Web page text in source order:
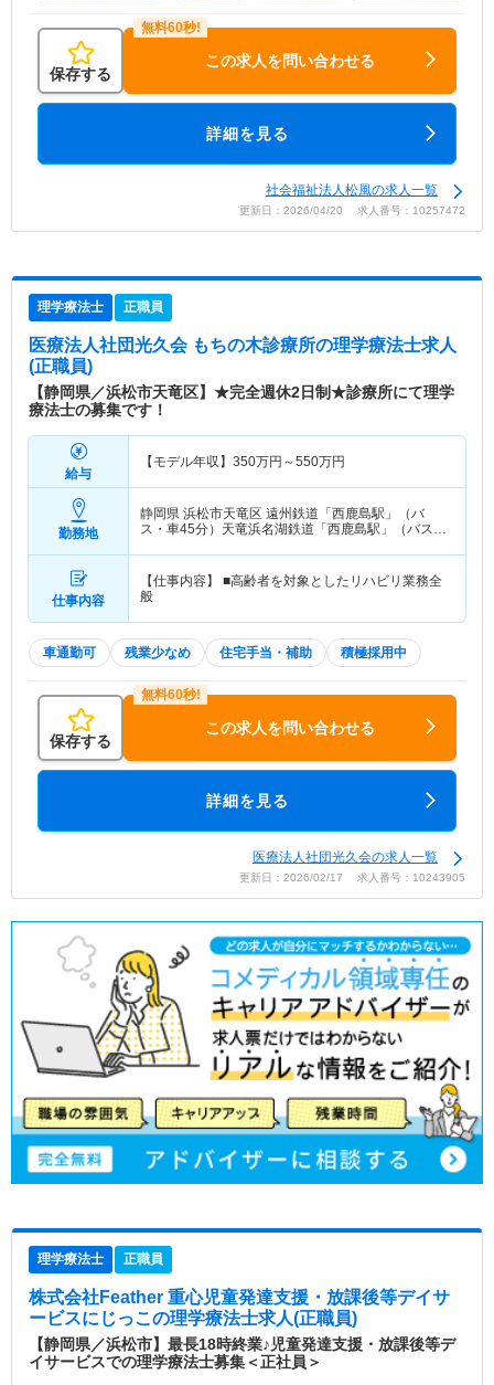
保存する
この求人を問い合わせる
詳細を見る
社会福祉法人松風の求人一覧
更新日：2026/04/20 求人番号：10257472
理学療法士 正職員
医療法人社団光久会 もちの木診療所の理学療法士求人
(正職員)
【静岡県／浜松市天竜区】★完全週休2日制★診療所にて理学
療法士の募集です！
給与
【モデル年収】 350万円～550万円
勤務地
静岡県 浜松市天竜区 遠州鉄道「西鹿島駅」（バ
ス・車45分）天竜浜名湖鉄道「西鹿島駅」（バス・
仕事内容
【仕事内容】 ■高齢者を対象としたリハビリ業務全
般
車通勤可 残業少なめ 住宅手当・補助 積極採用中
保存する
この求人を問い合わせる
詳細を見る
医療法人社団光久会の求人一覧
更新日：2026/02/17 求人番号：10243905
理学療法士 正職員
株式会社Feather 重心児童発達支援・放課後等デイサ
ービスにじっこ の理学療法士求人(正職員)
【静岡県／浜松市】最長18時終業♪児童発達支援・放課後等デ
イサービスでの理学療法士募集＜正社員＞